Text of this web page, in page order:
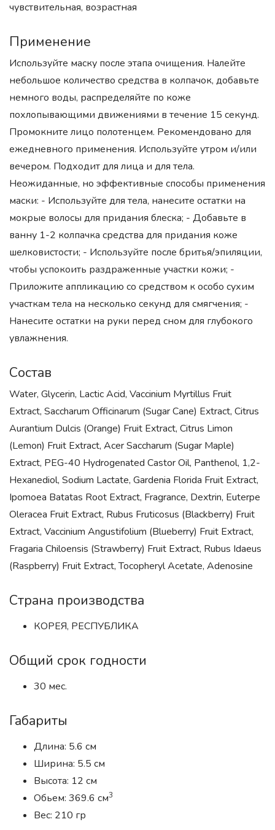
чувствительная, возрастная
Применение
Используйте маску после этапа очищения. Налейте
небольшое количество средства в колпачок, добавьте
немного воды, распределяйте по коже
похлопывающими движениями в течение 15 секунд.
Промокните лицо полотенцем. Рекомендовано для
ежедневного применения. Используйте утром и/или
вечером. Подходит для лица и для тела.
Неожиданные, но эффективные способы применения
маски: - Используйте для тела, нанесите остатки на
мокрые волосы для придания блеска; - Добавьте в
ванну 1-2 колпачка средства для придания коже
шелковистости; - Используйте после бритья/эпиляции,
чтобы успокоить раздраженные участки кожи; -
Приложите аппликацию со средством к особо сухим
участкам тела на несколько секунд для смягчения; -
Нанесите остатки на руки перед сном для глубокого
увлажнения.
Состав
Water, Glycerin, Lactic Acid, Vaccinium Myrtillus Fruit
Extract, Saccharum Officinarum (Sugar Cane) Extract, Citrus
Aurantium Dulcis (Orange) Fruit Extract, Citrus Limon
(Lemon) Fruit Extract, Acer Saccharum (Sugar Maple)
Extract, PEG-40 Hydrogenated Castor Oil, Panthenol, 1,2-
Hexanediol, Sodium Lactate, Gardenia Florida Fruit Extract,
Ipomoea Batatas Root Extract, Fragrance, Dextrin, Euterpe
Oleracea Fruit Extract, Rubus Fruticosus (Blackberry) Fruit
Extract, Vaccinium Angustifolium (Blueberry) Fruit Extract,
Fragaria Chiloensis (Strawberry) Fruit Extract, Rubus Idaeus
(Raspberry) Fruit Extract, Tocopheryl Acetate, Adenosine
Страна производства
КОРЕЯ, РЕСПУБЛИКА
Общий срок годности
30 мес.
Габариты
Длина: 5.6 см
Ширина: 5.5 см
Высота: 12 см
Обьем: 369.6 см3
Вес: 210 гр